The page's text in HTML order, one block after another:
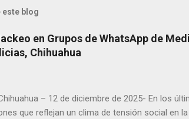
este blog
en Grupos de WhatsApp de
Chihuahua
– 12 de diciembre de 2025- En los
que reflejan un clima de tensión social en